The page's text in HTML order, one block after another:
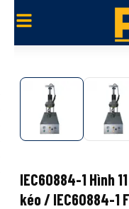
IEC60884-1 Hình
kéo / IEC60884-1